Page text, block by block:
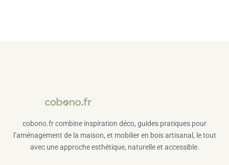
cobono.fr combine inspiration déco, guides pratiques pour
l’aménagement de la maison, et mobilier en bois artisanal, le tout
avec une approche esthétique, naturelle et accessible.